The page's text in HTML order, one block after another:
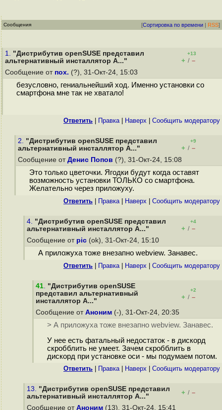
Сообщения [Сортировка по времени | RSS]
1. "Дистрибутив openSUSE представил
альтернативный инсталлятор A..."
+13
+ / –
Сообщение от пох. (?), 31-Окт-24, 15:03
безусловно, гениальнейший ход. Именно установки со
смартфона мне так не хватало!
Ответить Правка| Наверх Cообщить модератору
2. "Дистрибутив openSUSE представил
альтернативный инсталлятор A..."
+9
+ / –
Сообщение от Денис Попов (?), 31-Окт-24, 15:08
Это только цветочки. Ягодки будут когда оставят
возможность установки ТОЛЬКО со смартфона.
Желательно через приложуху.
Ответить Правка| Наверх Cообщить модератору
4. "Дистрибутив openSUSE представил
альтернативный инсталлятор A..."
+4
+ / –
Сообщение от pic (ok), 31-Окт-24, 15:10
А приложуха тоже внезапно webview. Занавес.
Ответить Правка| Наверх Cообщить модератору
41. "Дистрибутив openSUSE
представил альтернативный
инсталлятор A..."
+2
+ / –
Сообщение от Аноним (-), 31-Окт-24, 20:35
> А приложуха тоже внезапно webview. Занавес.
У нее есть фатальный недостаток - в дискорд
скробблить не умеет. Зачем скробблить в
дискорд при установке оси - мы подумаем потом.
Ответить Правка| Наверх Cообщить модератору
13. "Дистрибутив openSUSE представил
альтернативный инсталлятор A..."
+ / –
Сообщение от Аноним (13), 31-Окт-24, 15:41